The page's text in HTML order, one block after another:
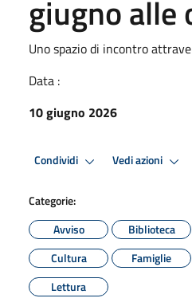
giugno alle
Uno spazio di incontro
Data :
10 giugno 2026
Condividi Vedi azioni
Categorie:
Avviso
Biblioteca
Cultura
Famiglie
Lettura